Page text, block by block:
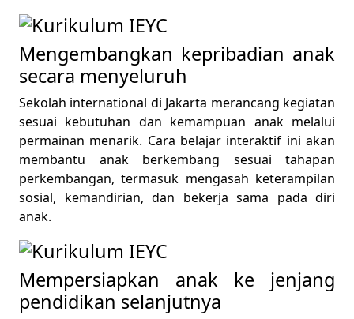
Mengembangkan kepribadian anak
secara menyeluruh
Sekolah international di Jakarta merancang kegiatan
sesuai kebutuhan dan kemampuan anak melalui
permainan menarik. Cara belajar interaktif ini akan
membantu anak berkembang sesuai tahapan
perkembangan, termasuk mengasah keterampilan
sosial, kemandirian, dan bekerja sama pada diri
anak.
Mempersiapkan anak ke jenjang
pendidikan selanjutnya